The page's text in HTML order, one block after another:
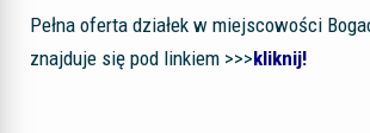
Pełna oferta działek w miejscowości
znajduje się pod linkiem >>>kliknij!